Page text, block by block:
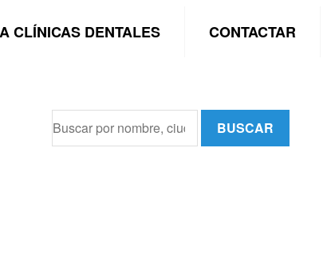
CLÍNICAS DENTALES CONTACTAR
BUSCAR